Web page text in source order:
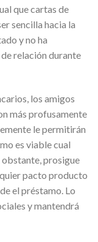
que cartas de
sencilla hacia la
y no ha
relación durante
los amigos
más profusamente
le permitirán
es viable cual
obstante, prosigue
pacto producto
el préstamo. Lo
y mantendrá